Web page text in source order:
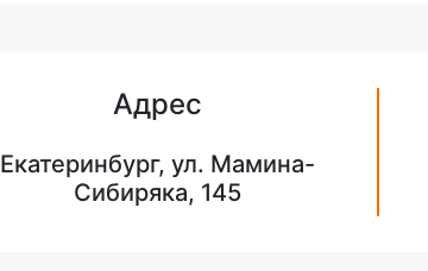
Адрес
Екатеринбург, ул. Мамина-
Сибиряка, 145